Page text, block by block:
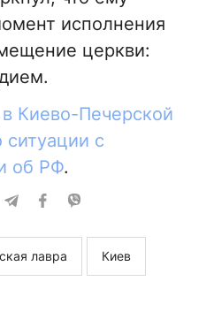
исполнения
церкви:
в Киево-Печерской
ситуации с
об РФ.
лавра Киев